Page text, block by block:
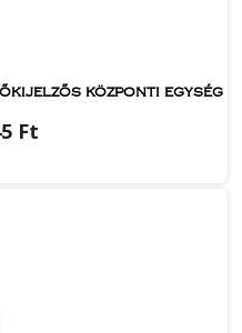
központi egység
Ft